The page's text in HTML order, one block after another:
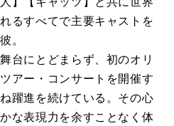
るすべてで主要キャストを
。
台にとどまらず、初のオリ
アー・コンサートを開催す
躍進を続けている。その心
な表現力を余すことなく体